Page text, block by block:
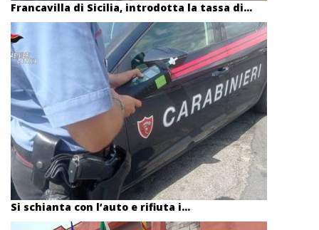
Francavilla di Sicilia, introdotta la tassa di...
Si schianta con l’auto e rifiuta i...